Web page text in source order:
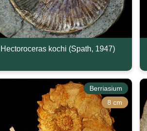
Hectoroceras kochi (Spath, 1947)
Berriasium
8 cm